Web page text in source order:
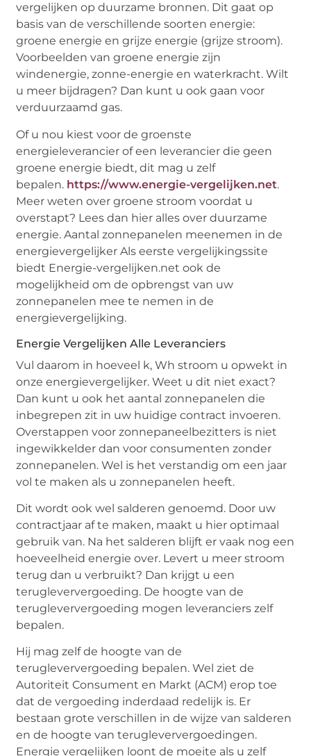
vergelijken op duurzame bronnen. Dit gaat op
basis van de verschillende soorten energie:
groene energie en grijze energie (grijze stroom).
Voorbeelden van groene energie zijn
windenergie, zonne-energie en waterkracht. Wilt
u meer bijdragen? Dan kunt u ook gaan voor
verduurzaamd gas.
Of u nou kiest voor de groenste
energieleverancier of een leverancier die geen
groene energie biedt, dit mag u zelf
bepalen. https://www.energie-vergelijken.net.
Meer weten over groene stroom voordat u
overstapt? Lees dan hier alles over duurzame
energie. Aantal zonnepanelen meenemen in de
energievergelijker Als eerste vergelijkingssite
biedt Energie-vergelijken.net ook de
mogelijkheid om de opbrengst van uw
zonnepanelen mee te nemen in de
energievergelijking.
Energie Vergelijken Alle Leveranciers
Vul daarom in hoeveel k, Wh stroom u opwekt in
onze energievergelijker. Weet u dit niet exact?
Dan kunt u ook het aantal zonnepanelen die
inbegrepen zit in uw huidige contract invoeren.
Overstappen voor zonnepaneelbezitters is niet
ingewikkelder dan voor consumenten zonder
zonnepanelen. Wel is het verstandig om een jaar
vol te maken als u zonnepanelen heeft.
Dit wordt ook wel salderen genoemd. Door uw
contractjaar af te maken, maakt u hier optimaal
gebruik van. Na het salderen blijft er vaak nog een
hoeveelheid energie over. Levert u meer stroom
terug dan u verbruikt? Dan krijgt u een
terugleververgoeding. De hoogte van de
terugleververgoeding mogen leveranciers zelf
bepalen.
Hij mag zelf de hoogte van de
terugleververgoeding bepalen. Wel ziet de
Autoriteit Consument en Markt (ACM) erop toe
dat de vergoeding inderdaad redelijk is. Er
bestaan grote verschillen in de wijze van salderen
en de hoogte van terugleververgoedingen.
Energie vergelijken loont de moeite als u zelf